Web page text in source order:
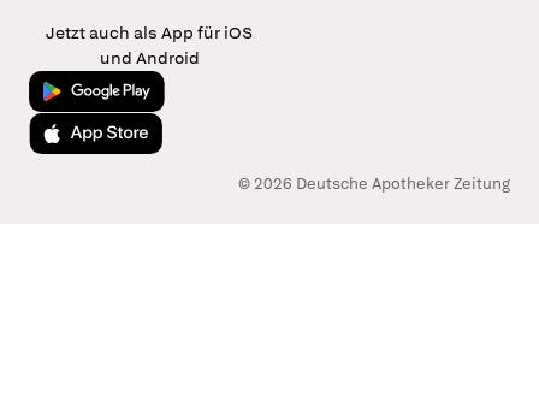
Jetzt auch als App für iOS
und Android
Jetzt bei Google Play
Laden im App Store
© 2026 Deutsche Apotheker Zeitung